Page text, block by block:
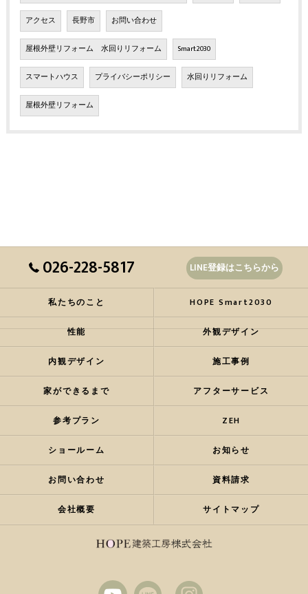
アクセス 長野市 お問い合わせ
屋根外壁リフォーム 水回りリフォーム Smart2030
スマートハウス プライバシーポリシー 水回りリフォーム
屋根外壁リフォーム
026-228-5817 LINE登録はこちらから
私たちのこと HOPE Smart2030
性能 外観デザイン
内観デザイン 施工事例
家ができるまで アフターサービス
参考プラン ZEH
ショールーム お知らせ
お問い合わせ 資料請求
会社概要 サイトマップ